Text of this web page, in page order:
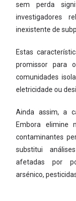
sem perda
investigadores
inexistente de
Estas
promissor para
comunidades
eletricidade ou
Ainda assim, a
Embora elimine
contaminantes
substitui
afetadas por
arsénico,